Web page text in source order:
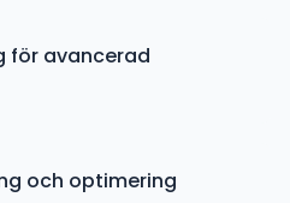
för avancerad
och optimering